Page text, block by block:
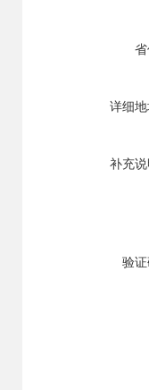
省
详细地
补充说
验证